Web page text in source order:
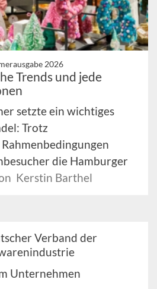
2026
Trends und jede
setzte ein wichtiges
Trotz
die Hamburger
Kerstin Barthel
Verband der
Unternehmen